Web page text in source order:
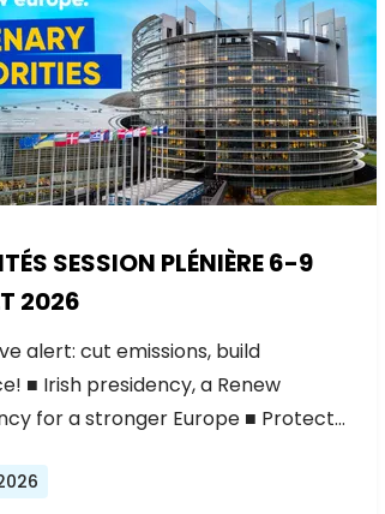
SESSION PLÉNIÈRE 6-9
2026
alert: cut emissions, build
■ Irish presidency, a Renew
for a stronger Europe ■ Protect…